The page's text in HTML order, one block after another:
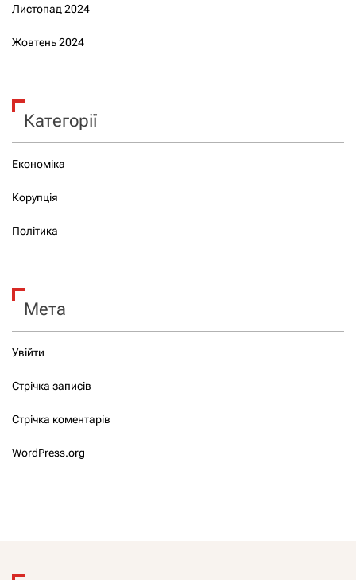
Листопад 2024
Жовтень 2024
Категорії
Економіка
Корупція
Політика
Мета
Увійти
Стрічка записів
Стрічка коментарів
WordPress.org